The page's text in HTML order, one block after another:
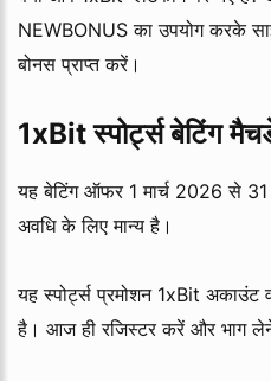
NEWBONUS का उपयोग करके
बोनस प्राप्त करें।
1xBit स्पोर्ट्स बेटिंग
यह बेटिंग ऑफर 1 मार्च 2026 से
अवधि के लिए मान्य है।
यह स्पोर्ट्स प्रमोशन 1xBit अकाउंट
है। आज ही रजिस्टर करें और भाग